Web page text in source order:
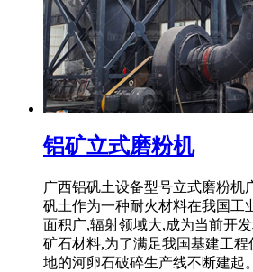
铝矿立式磨粉机
广西铝矾土设备型号立式磨粉机
矾土作为一种耐火材料在我国工
面积广,辐射领域大,成为当前开
矿石材料,为了满足我国基建工
地的河卵石破碎生产线不断建起。